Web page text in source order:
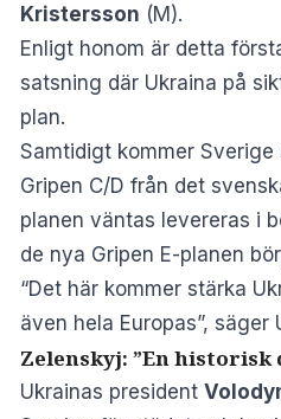
Kristersson (M).
Enligt honom är detta
satsning där Ukraina på
plan.
Samtidigt kommer Sverige
Gripen C/D från det
planen väntas levereras i
de nya Gripen E-planen
“Det här kommer stärka
även hela Europas”, säger
Zelenskyj: ”En historisk
Ukrainas president